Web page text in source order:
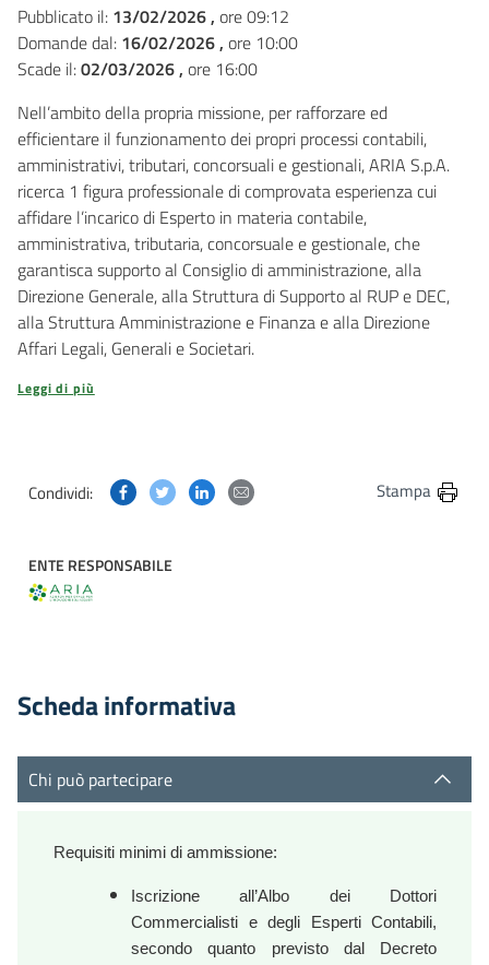
Pubblicato il: 13/02/2026 , ore 09:12
Domande dal: 16/02/2026 , ore 10:00
Scade il:02/03/2026 , ore 16:00
Nell’ambito della propria missione, per rafforzare ed
efficientare il funzionamento dei propri processi contabili,
amministrativi, tributari, concorsuali e gestionali, ARIA S.p.A.
ricerca 1 figura professionale di comprovata esperienza cui
affidare l’incarico di Esperto in materia contabile,
amministrativa, tributaria, concorsuale e gestionale, che
garantisca supporto al Consiglio di amministrazione, alla
Direzione Generale, alla Struttura di Supporto al RUP e DEC,
alla Struttura Amministrazione e Finanza e alla Direzione
Affari Legali, Generali e Societari.
Leggi di più
Condividi: Condividi questa pagina su Facebook
Condividi questa pagina su Twitter
Condividi questa pagina su Linkedin
Condividi questa pagina via
Stampa
ENTE RESPONSABILE
Scheda informativa
Chi può partecipare
Requisiti minimi di ammissione:
Iscrizione all’Albo dei Dottori
Commercialisti e degli Esperti Contabili,
secondo quanto previsto dal Decreto